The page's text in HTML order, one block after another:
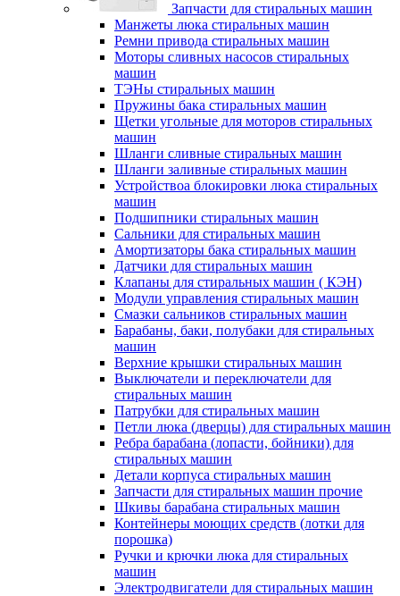
Запчасти для стиральных машин
Манжеты люка стиральных машин
Ремни привода стиральных машин
Моторы сливных насосов стиральных
машин
ТЭНы стиральных машин
Пружины бака стиральных машин
Щетки угольные для моторов стиральных
машин
Шланги сливные стиральных машин
Шланги заливные стиральных машин
Устройствоа блокировки люка стиральных
машин
Подшипники стиральных машин
Сальники для стиральных машин
Амортизаторы бака стиральных машин
Датчики для стиральных машин
Клапаны для стиральных машин ( КЭН)
Модули управления стиральных машин
Смазки сальников стиральных машин
Барабаны, баки, полубаки для стиральных
машин
Верхние крышки стиральных машин
Выключатели и переключатели для
стиральных машин
Патрубки для стиральных машин
Петли люка (дверцы) для стиральных машин
Ребра барабана (лопасти, бойники) для
стиральных машин
Детали корпуса стиральных машин
Запчасти для стиральных машин прочие
Шкивы барабана стиральных машин
Контейнеры моющих средств (лотки для
порошка)
Ручки и крючки люка для стиральных
машин
Электродвигатели для стиральных машин